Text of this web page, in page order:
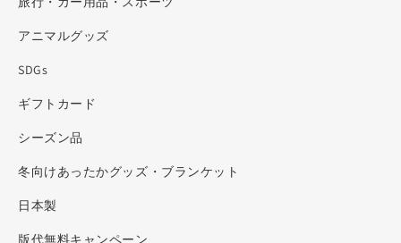
アニマルグッズ
SDGs
ギフトカード
シーズン品
冬向けあったかグッズ・ブランケット
日本製
版代無料キャンペーン